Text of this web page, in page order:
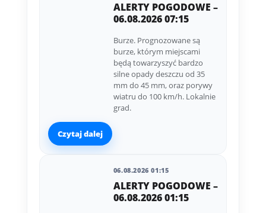
ALERTY POGODOWE –
06.08.2026 07:15
Burze. Prognozowane są
burze, którym miejscami
będą towarzyszyć bardzo
silne opady deszczu od 35
mm do 45 mm, oraz porywy
wiatru do 100 km/h. Lokalnie
grad.
Czytaj dalej
06.08.2026 01:15
ALERTY POGODOWE –
06.08.2026 01:15